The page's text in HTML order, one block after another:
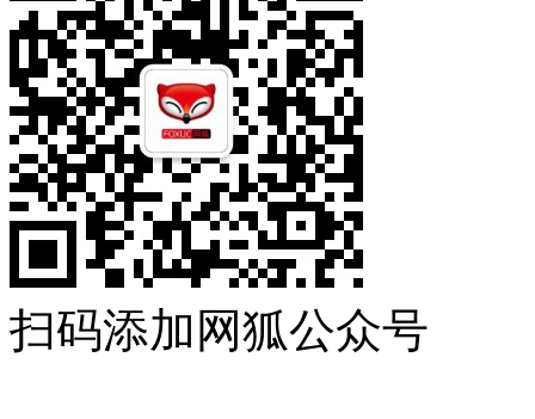
扫码添加网狐公众号